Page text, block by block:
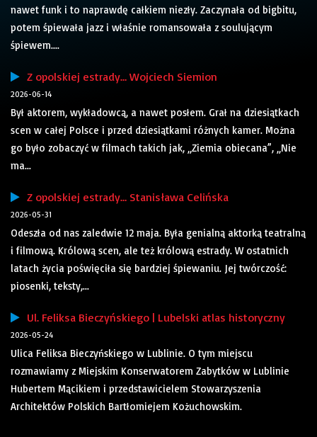
nawet funk i to naprawdę całkiem niezły. Zaczynała od bigbitu,
potem śpiewała jazz i właśnie romansowała z soulującym
śpiewem....
Z opolskiej estrady… Wojciech Siemion
2026-06-14
Był aktorem, wykładowcą, a nawet posłem. Grał na dziesiątkach
scen w całej Polsce i przed dziesiątkami różnych kamer. Można
go było zobaczyć w filmach takich jak, „Ziemia obiecana”, „Nie
ma...
Z opolskiej estrady… Stanisława Celińska
2026-05-31
Odeszła od nas zaledwie 12 maja. Była genialną aktorką teatralną
i filmową. Królową scen, ale też królową estrady. W ostatnich
latach życia poświęciła się bardziej śpiewaniu. Jej twórczość:
piosenki, teksty,...
Ul. Feliksa Bieczyńskiego | Lubelski atlas historyczny
2026-05-24
Ulica Feliksa Bieczyńskiego w Lublinie. O tym miejscu
rozmawiamy z Miejskim Konserwatorem Zabytków w Lublinie
Hubertem Mącikiem i przedstawicielem Stowarzyszenia
Architektów Polskich Bartłomiejem Kożuchowskim.